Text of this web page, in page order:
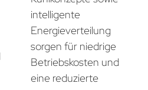
intelligente
Energieverteilung
sorgen für niedrige
Betriebskosten und
eine reduzierte